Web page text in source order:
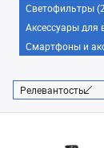
Светофильтры
Аксессуары для
Смартфоны и
Релевантость